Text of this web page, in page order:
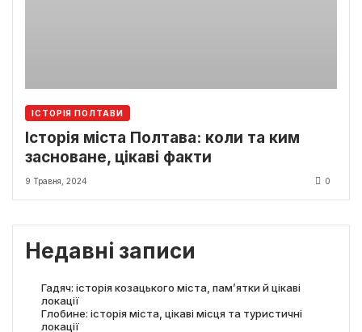
ІСТОРІЯ ПОЛТАВИ
Історія міста Полтава: коли та ким
засноване, цікаві факти
9 Травня, 2024 0
Недавні записи
Гадяч: історія козацького міста, пам’ятки й цікаві
локації
Глобине: історія міста, цікаві місця та туристичні
локації